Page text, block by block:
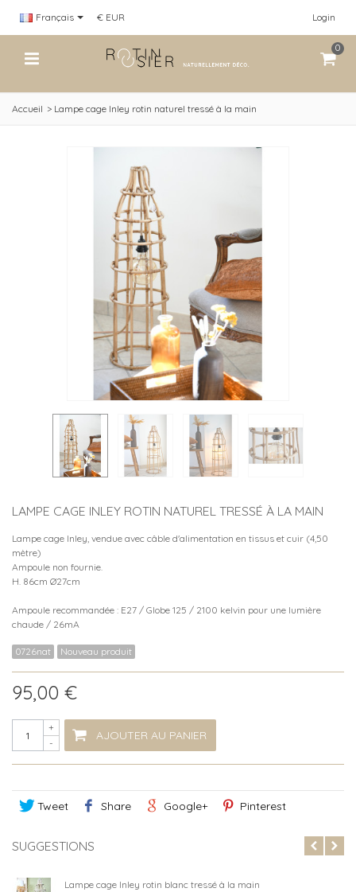
Français Login
€ EUR
0
Accueil > Lampe cage Inley rotin naturel tressé à la main
LAMPE CAGE INLEY ROTIN NATUREL TRESSÉ À LA MAIN
Lampe cage Inley, vendue avec câble d'alimentation en tissus et cuir (4,50
mètre)
Ampoule non fournie.
H. 86cm Ø27cm
Ampoule recommandée : E27 / Globe 125 / 2100 kelvin pour une lumière
chaude / 26mA
0726nat Nouveau produit
95,00 €
-
+
AJOUTER AU PANIER
Tweet Share Google+ Pinterest
SUGGESTIONS
Lampe cage Inley rotin blanc tressé à la main